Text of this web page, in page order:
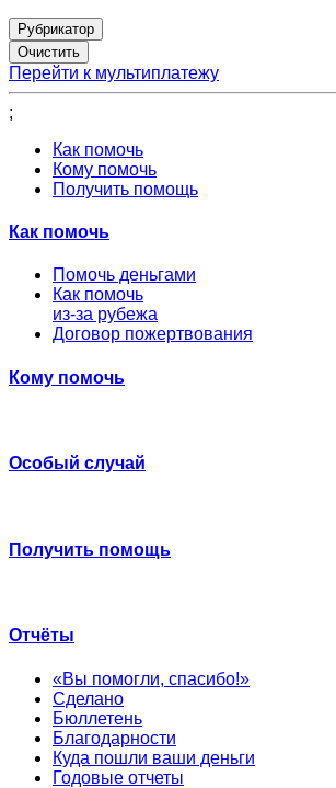
Рубрикатор
Перейти к мультиплатежу
;
Как помочь
Кому помочь
Получить помощь
Как помочь
Помочь деньгами
Как помочь
из-за рубежа
Договор пожертвования
Кому помочь
Особый случай
Получить помощь
Отчёты
«Вы помогли, спасибо!»
Сделано
Бюллетень
Благодарности
Куда пошли ваши деньги
Годовые отчеты